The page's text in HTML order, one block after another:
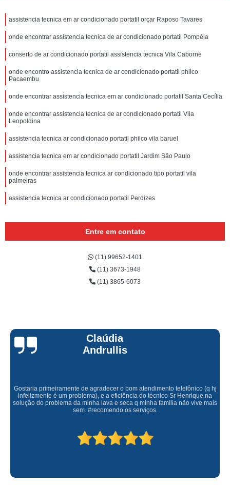
assistencia tecnica em ar condicionado portatil orçar Raposo Tavares
onde encontrar assistencia tecnica de ar condicionado portatil Pompéia
conserto de ar condicionado portatil assistencia tecnica Vila Caborne
onde encontro assistencia tecnica de ar condicionado portatil philco
Pacaembu
onde encontrar assistencia tecnica em ar condicionado portatil Santa Cecília
onde encontrar assistencia tecnica de ar condicionado portatil Vila
Leopoldina
assistencia tecnica ar condicionado portatil philco vila baruel
assistencia tecnica em ar condicionado portatil Jardim São Paulo
onde encontrar assistencia tecnica ar condicionado tipo portatil vila
palmeiras
assistencia tecnica ar condicionado portatil Perdizes
Entre em contato
(11) 99652-1401
(11) 3673-1948
(11) 3865-6073
Claúdia
Andrullis
Gostaria primeiramente de agradecer o bom atendimento telefônico (q hj
infelizmente é um problema), e a eficiência do técnico Sr Henrique na
solução do problema da minha lava e seca q minha família não vive mais
sem. #recomendo os serviços.